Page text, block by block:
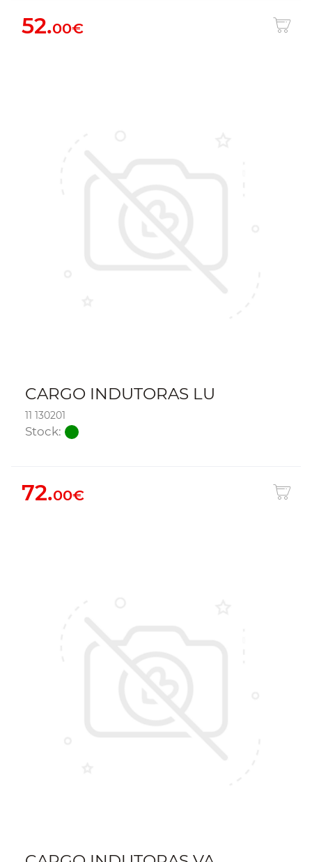
52.00€
CARGO INDUTORAS LU
11 130201
Stock:
72.00€